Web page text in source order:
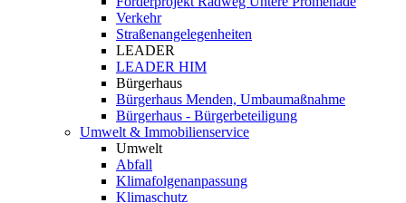
Verkehr
Straßenangelegenheiten
LEADER
LEADER HIM
Bürgerhaus
Bürgerhaus Menden, Umbaumaßnahme
Bürgerhaus - Bürgerbeteiligung
Umwelt & Immobilienservice
Umwelt
Abfall
Klimafolgenanpassung
Klimaschutz